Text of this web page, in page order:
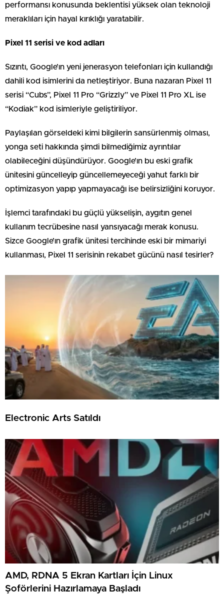
performansı konusunda beklentisi yüksek olan teknoloji
meraklıları için hayal kırıklığı yaratabilir.
Pixel 11 serisi ve kod adları
Sızıntı, Google’ın yeni jenerasyon telefonları için kullandığı
dahili kod isimlerini da netleştiriyor. Buna nazaran Pixel 11
serisi “Cubs”, Pixel 11 Pro “Grizzly” ve Pixel 11 Pro XL ise
“Kodiak” kod isimleriyle geliştiriliyor.
Paylaşılan görseldeki kimi bilgilerin sansürlenmiş olması,
yonga seti hakkında şimdi bilmediğimiz ayrıntılar
olabileceğini düşündürüyor. Google’ın bu eski grafik
ünitesini güncelleyip güncellemeyeceği yahut farklı bir
optimizasyon yapıp yapmayacağı ise belirsizliğini koruyor.
İşlemci tarafındaki bu güçlü yükselişin, aygıtın genel
kullanım tecrübesine nasıl yansıyacağı merak konusu.
Sizce Google’ın grafik ünitesi tercihinde eski bir mimariyi
kullanması, Pixel 11 serisinin rekabet gücünü nasıl tesirler?
Electronic Arts Satıldı
AMD, RDNA 5 Ekran Kartları İçin Linux
Şoförlerini Hazırlamaya Başladı